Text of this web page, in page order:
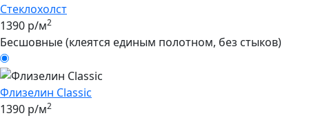
Стеклохолст
1390 р/м2
Бесшовные (клеятся единым полотном, без стыков)
Флизелин Classic
1390 р/м2